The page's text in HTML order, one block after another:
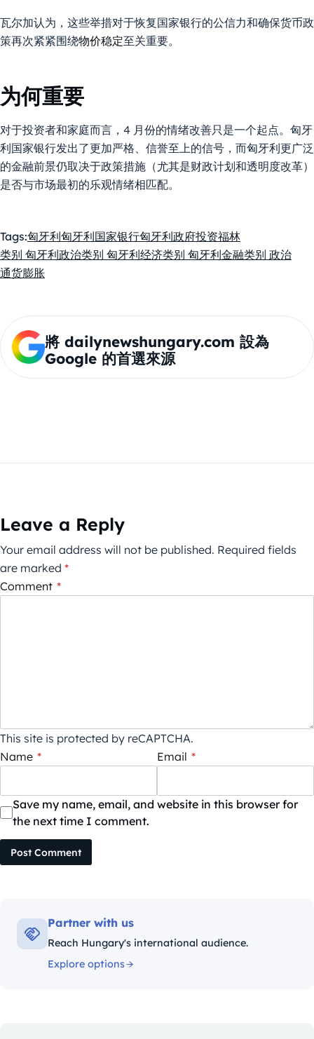
瓦尔加认为，这些举措对于恢复国家银行的公信力和确保货币政
策再次紧紧围绕物价稳定至关重要。
为何重要
对于投资者和家庭而言，4 月份的情绪改善只是一个起点。匈牙
利国家银行发出了更加严格、信誉至上的信号，而匈牙利更广泛
的金融前景仍取决于政策措施（尤其是财政计划和透明度改革）
是否与市场最初的乐观情绪相匹配。
Tags:匈牙利匈牙利国家银行匈牙利政府投资福林
类别 匈牙利政治类别 匈牙利经济类别 匈牙利金融类别 政治
通货膨胀
將 dailynewshungary.com 設為
Google 的首選來源
Leave a Reply
Your email address will not be published. Required fields
are marked *
Comment *
This site is protected by reCAPTCHA.
Name * Email *
Save my name, email, and website in this browser for
the next time I comment.
Post Comment
Partner with us
Reach Hungary's international audience.
Explore options